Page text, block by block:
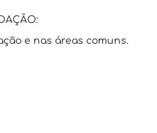
e nas áreas comuns.